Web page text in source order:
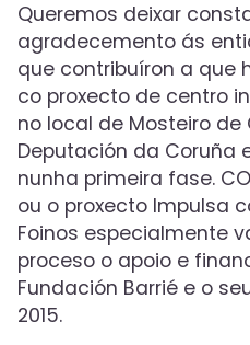
Queremos deixar
agradecemento ás
que contribuíron a que
co proxecto de centro
no local de Mosteiro de
Deputación da Coruña
nunha primeira fase.
ou o proxecto Impulsa
Foinos especialmente
proceso o apoio e
Fundación Barrié e o
2015.